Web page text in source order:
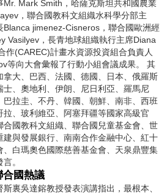
Mr. Mark Smith，哈薩克斯坦共和國農業
，聯合國教科文組織水科學分部主
Blanca jimenez-Cisneros，聯合國歐洲經
Vasilyev，長青地球組織執行主席Diana
作(CAREC)計畫水資源投資組合負責人
等向大會彙報了行動小組會議成果。 其
拿大、巴西、法國、德國、日本、俄羅斯
士、奧地利、伊朗、尼日利亞、羅馬尼
拉圭、不丹、韓國、朝鮮、南非、西班
拉、玻利維亞、阿塞拜疆等國家高級官
合國教科文組織、聯合國兒童基金會、世
建與發展銀行、南南合作金融中心、紅十
、白瑪奧色國際慈善基金會、天泉鼎豐集
。
合國熱議
裏吳達鎔教授發表演講指出，最根本、